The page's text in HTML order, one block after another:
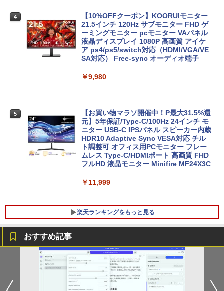
Xiaomi シャオミ REDMI Buds 8 Lite ワイヤ
レスイヤホン Bluetooth 5.4 ノイズキャンセ
リング ANC 36時間再生
￥2,980
￥2,009
￥810￥24,800
【マラソン限定価格】中古 HP 470 G7 C
ore i5 10210U 第10世代 メモリ8GB SS
ndows11 Pro 無線LAN Wi-Fi WEBカメ
Office Bランク ノートパソコン
￥24,800
超得2,000円OFF&P2倍｜高画質フルHD
｜Microsoft Office搭載｜最大180日保証
GB｜中古ノートパソコン Windows11 o
パソコンWindows11 第8世代｜パソコン
￥29,800
en 5 3500U DDR4 16GB 512GB/256GB/
1T SSD】4C/8T 3.7GHz 64GB 16T拡張
Windows11 Pro 8K/4K 3画面出力 LAN *
2 WiFi5 Bluetooth5.0 Nucbox みにpc
Ryzen 5 N95/N97/N100/4300U/N150よ
り高性能
【1500円OFFクーポン】【マウス＋キー
ボード付属】デスクトップパソコン 中古
パソコン Microsoft Office付き 初期設定
不要 ストレージ 最大1TB メモリ32GB C
orei5 第9世代 HP Prodesk 400 G6 SF
デスクトップ 中古パソコン Windows11
Pro pc
【★最大100%ポイント】【Win11正式対
応】Dell OptiPlex 3080 SFF/第10世代 C
fice/中古 デスクトップ デスクトップPC
￥45,800
4
【10%OFFクーポン】KOORUIモニター
21.5インチ 120Hz サブモニター FHD ゲ
ーミングモニター pcモニター VAパネル
液晶ディスプレイ 1080P 高画質 アイケ
ア ps4/ps5/switch対応（HDMI/VGA/VE
SA対応） Free-sync オーディオ端子
￥9,980
5
【お買い物マラソ開催中！P最大31.5%還
元】5年保証/Type-C/100Hz 24インチ モ
ニター USB-C IPSパネル スピーカー内蔵
HDR10 Adaptive Sync VESA対応 チル
ト調整可 オフィス用PCモニター フレー
ムレス Type-C/HDMIポート 高画質 FHD
フルHD 液晶モニター Minifire MF24X3C
￥11,999
楽天ランキングをもっと見る
ゼンリン住宅地図 B4判 東京都 東京都港
区 発行年月202604 13103011I
￥25,740
おすすめ記事